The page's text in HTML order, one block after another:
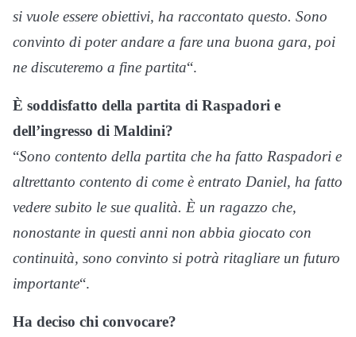
si vuole essere obiettivi, ha raccontato questo. Sono
convinto di poter andare a fare una buona gara, poi
ne discuteremo a fine partita“.
È soddisfatto della partita di Raspadori e
dell’ingresso di Maldini?
“Sono contento della partita che ha fatto Raspadori e
altrettanto contento di come è entrato Daniel, ha fatto
vedere subito le sue qualità. È un ragazzo che,
nonostante in questi anni non abbia giocato con
continuità, sono convinto si potrà ritagliare un futuro
importante“.
Ha deciso chi convocare?